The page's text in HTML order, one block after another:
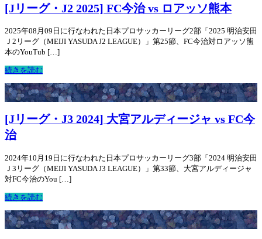
[Jリーグ・J2 2025] FC今治 vs ロアッソ熊本
2025年08月09日に行なわれた日本プロサッカーリーグ2部「2025 明治安田
Ｊ2リーグ（MEIJI YASUDA J2 LEAGUE）」第25節、FC今治対ロアッソ熊
本のYouTub […]
続きを読む
[Jリーグ・J3 2024] 大宮アルディージャ vs FC今
治
2024年10月19日に行なわれた日本プロサッカーリーグ3部「2024 明治安田
Ｊ3リーグ（MEIJI YASUDA J3 LEAGUE）」第33節、大宮アルディージャ
対FC今治のYou […]
続きを読む